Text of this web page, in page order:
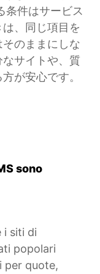
条件はサービス
、同じ項目を
のままにしな
サイトや、質
が安心です。
sono
i siti di
popolari
per quote,